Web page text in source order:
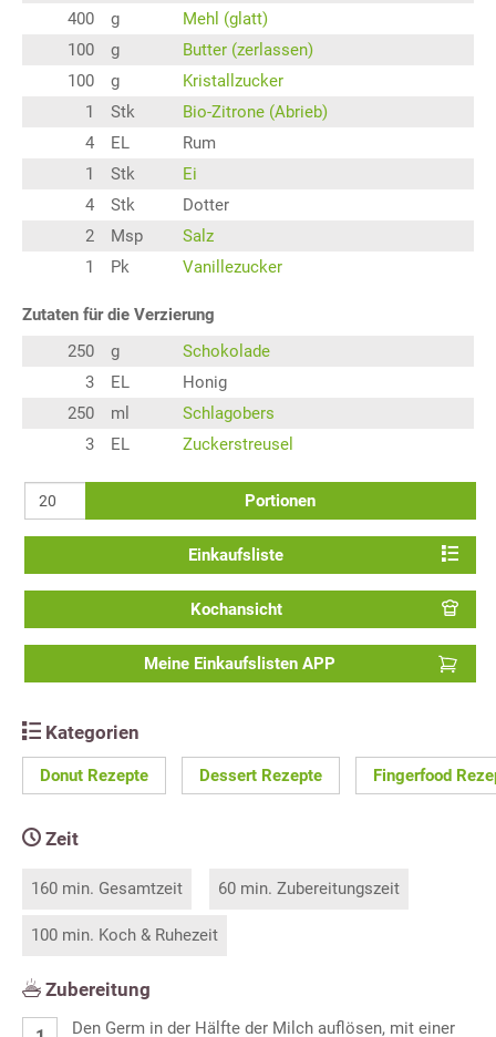
400
g
Mehl (glatt)
100
g
Butter (zerlassen)
100
g
Kristallzucker
1
Stk
Bio-Zitrone (Abrieb)
4
EL
Rum
1
Stk
Ei
4
Stk
Dotter
2
Msp
Salz
1
Pk Vanillezucker
Zutaten für die Verzierung
250
g
Schokolade
3
EL
Honig
250
ml
Schlagobers
3
EL Zuckerstreusel
Portionen
Einkaufsliste
Kochansicht
Meine Einkaufslisten APP
Kategorien
Donut Rezepte Dessert Rezepte Fingerfood
Zeit
160 min. Gesamtzeit 60 min. Zubereitungszeit
100 min. Koch & Ruhezeit
Zubereitung
Den Germ in der Hälfte der Milch auflösen, mit einer